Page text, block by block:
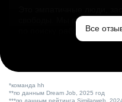
свободы. Мы помогаем
по поиску работы в
Все
*команда hh
**по данным Dream Job, 2025 год
***по данным рейтинга Similarweb,